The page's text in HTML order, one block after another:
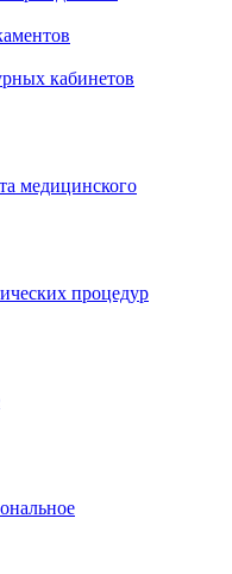
кабинетов
медицинского
процедур